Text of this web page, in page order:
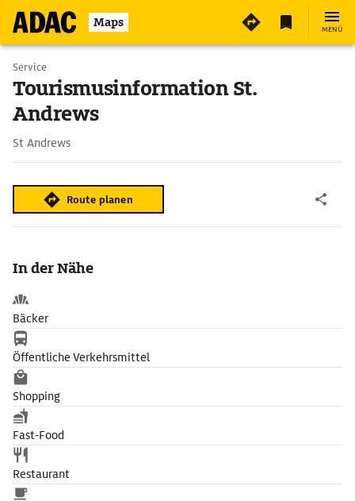
Maps MENÜ
Service
Tourismusinformation St.
Andrews
St Andrews
Route planen
In der Nähe
Bäcker
Öffentliche Verkehrsmittel
Shopping
Fast-Food
Restaurant